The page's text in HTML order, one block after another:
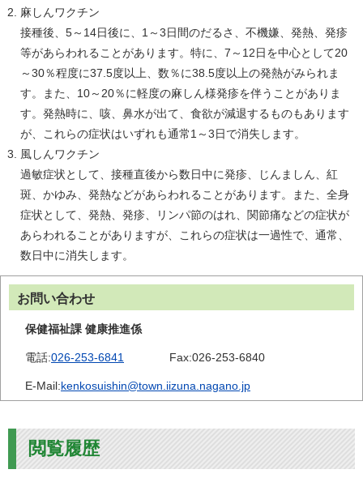
麻しんワクチン
接種後、5～14日後に、1～3日間のだるさ、不機嫌、発熱、発疹
等があらわれることがあります。特に、7～12日を中心として20
～30％程度に37.5度以上、数％に38.5度以上の発熱がみられま
す。また、10～20％に軽度の麻しん様発疹を伴うことがありま
す。発熱時に、咳、鼻水が出て、食欲が減退するものもあります
が、これらの症状はいずれも通常1～3日で消失します。
風しんワクチン
過敏症状として、接種直後から数日中に発疹、じんましん、紅
斑、かゆみ、発熱などがあらわれることがあります。また、全身
症状として、発熱、発疹、リンパ節のはれ、関節痛などの症状が
あらわれることがありますが、これらの症状は一過性で、通常、
数日中に消失します。
お問い合わせ
保健福祉課 健康推進係
電話:026-253-6841 Fax:026-253-6840
E-Mail:kenkosuishin@town.iizuna.nagano.jp
閲覧履歴